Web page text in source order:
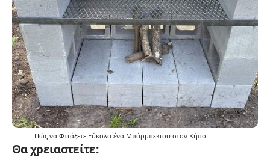
Πώς να Φτιάξετε Εύκολα ένα Μπάρμπεκιου στον Κήπο
Θα χρειαστείτε: